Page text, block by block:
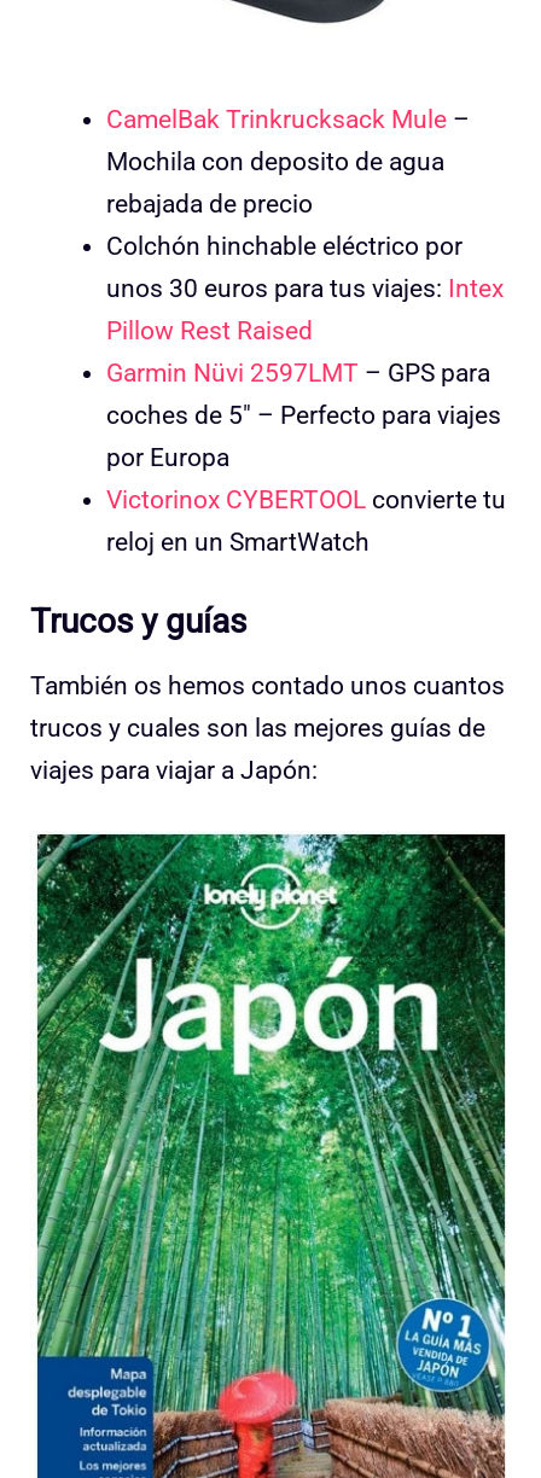
CamelBak Trinkrucksack Mule –
Mochila con deposito de agua
rebajada de precio
Colchón hinchable eléctrico por
unos 30 euros para tus viajes: Intex
Pillow Rest Raised
Garmin Nüvi 2597LMT – GPS para
coches de 5″ – Perfecto para viajes
por Europa
Victorinox CYBERTOOL convierte tu
reloj en un SmartWatch
Trucos y guías
También os hemos contado unos cuantos
trucos y cuales son las mejores guías de
viajes para viajar a Japón: